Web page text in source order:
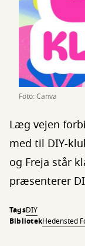
Foto: Canva
Læg vejen
med til DIY-
og Freja står
præsenterer
TagsDIY
BibliotekHedensted